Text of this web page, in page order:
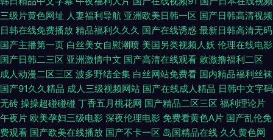
区老阿姨 日韩成人影视 欧洲视频一区 久久Av久久潮吹 无码人妻影院 午夜影
院老湿剧场 怡红院男人的天堂ab A片视频资源 97免费夜视频 51自拍网站 婷
婷五月天丁香青草 日韩一级A片 精品在线51 俺也去伦理资源站 97午夜在线
观看影视 影音先锋色色资源 日韩无毛电影 国产偷窥猎奇福利二区 国产手机
三级片黄色网址 人妻福利导航 亚洲欧美日韩一区 国产日韩高清视频
日韩在线免费播放 精品福利久久久 国产在线诱惑 最新日韩高清无码
国产主播第一页 白丝美女自慰潮喷 美国另类视频人妖 伦理在线电影
国产日韩二三区 亚洲激情中文 国产高清在线观看 敕激撸福利二区
成人动漫二区三区 波多野结全集 白丝网站免费看 国内精品福利丝袜
国产91久久精品 成人三级视频网站 国产在线成人精品 日韩中文字码
无砖 操操超碰碰碰 丁香五月桃花网 国产精品二区三区 福利理论片
午夜片 欧美孕妇三级电影 深夜伦理电影 免费看黄色A片 国产乱伦免
费观看 国产欧美在线播放 国产不卡一区 岛国精品在线 久久黄色网